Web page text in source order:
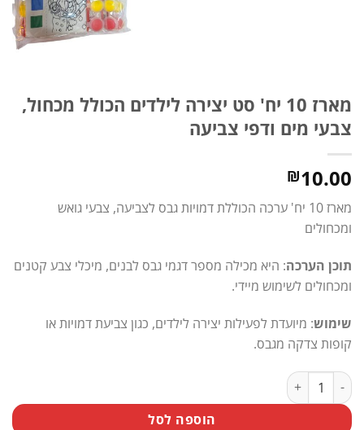
מארז 10 יח' סט יצירה לילדים הכולל מכחול,
צבעי מים ודפי צביעה
₪10.00
מארז 10 יח' ערכה הכוללת דמויות גבס לצביעה, צבעי גואש
ומכחולים
תוכן הערכה: היא מכילה מספר דגמי גבס לבנים, מיכלי צבע קטנים
ומכחולים לשימוש מיידי.
שימוש: מיועדת לפעילות יצירה לילדים, כגון צביעת דמויות או
קופות צדקה מגבס.
כמות של מארז 10 יח' סט יצירה לילדים הכולל מכחול, צבעי מים ודפי צביעה
הוספה לסל